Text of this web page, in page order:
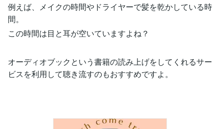
例えば、メイクの時間やドライヤーで髪を乾かしている時
間。
この時間は目と耳が空いていますよね？
オーディオブックという書籍の読み上げをしてくれるサー
ビスを利用して聴き流すのもおすすめですよ。